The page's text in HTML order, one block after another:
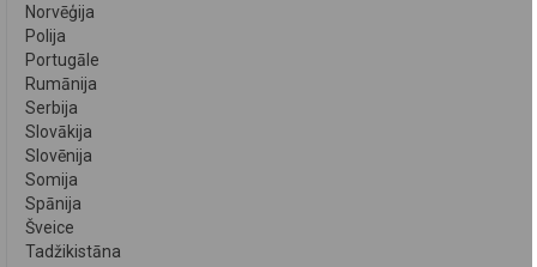
Norvēģija
Polija
Portugāle
Rumānija
Serbija
Slovākija
Slovēnija
Somija
Spānija
Šveice
Tadžikistāna